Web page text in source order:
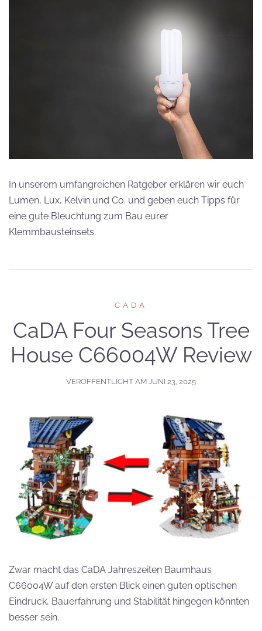
In unserem umfangreichen Ratgeber erklären wir euch
Lumen, Lux, Kelvin und Co. und geben euch Tipps für
eine gute Bleuchtung zum Bau eurer
Klemmbausteinsets.
CADA
CaDA Four Seasons Tree
House C66004W Review
VERÖFFENTLICHT AM JUNI 23, 2025
Zwar macht das CaDA Jahreszeiten Baumhaus
C66004W auf den ersten Blick einen guten optischen
Eindruck, Bauerfahrung und Stabilität hingegen könnten
besser sein.